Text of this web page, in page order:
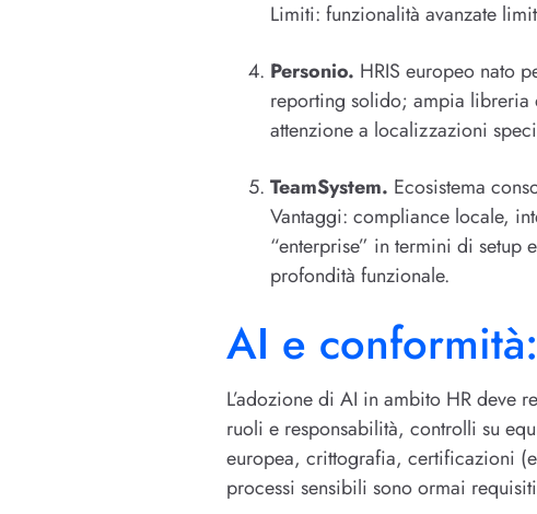
Limiti: funzionalità avanzate
Personio. HRIS europeo nato
reporting solido; ampia libreria
attenzione a localizzazioni
TeamSystem. Ecosistema
Vantaggi: compliance locale,
“enterprise” in termini di setup
profondità funzionale.
AI e
L’adozione di AI in ambito HR deve
ruoli e responsabilità, controlli su
europea, crittografia, certificazioni
processi sensibili sono ormai